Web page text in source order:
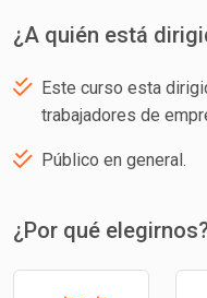
¿A quién está
Este curso esta
trabajadores de
Público en general.
¿Por qué